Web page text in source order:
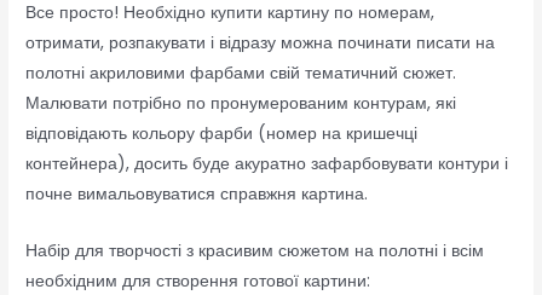
Все просто! Необхідно купити картину по номерам,
отримати, розпакувати і відразу можна починати писати на
полотні акриловими фарбами свій тематичний сюжет.
Малювати потрібно по пронумерованим контурам, які
відповідають кольору фарби (номер на кришечці
контейнера), досить буде акуратно зафарбовувати контури і
почне вимальовуватися справжня картина.
Набір для творчості з красивим сюжетом на полотні і всім
необхідним для створення готової картини: